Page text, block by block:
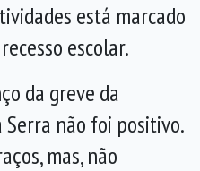
está marcado
escolar.
da greve da
Serra não foi positivo.
mas, não